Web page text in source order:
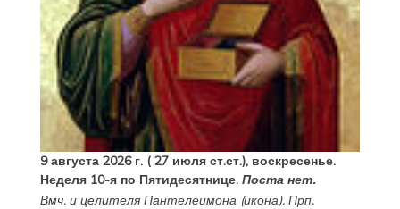
9 августа 2026 г. ( 27 июля ст.ст.), воскресенье.
Неделя 10-я по Пятидесятнице. Поста нет.
Вмч. и целителя Пантелеимона(икона). Прп.